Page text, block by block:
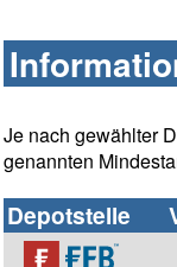
Je nach gewählter
genannten
Depotstelle